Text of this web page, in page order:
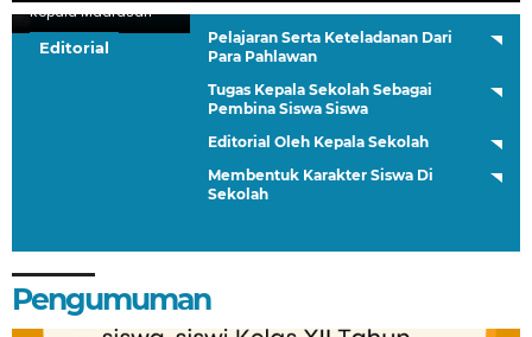
Editorial
Kepala Madrasah
Pelajaran Serta Keteladanan Dari
Para Pahlawan
Tugas Kepala Sekolah Sebagai
Pembina Siswa Siswa
Editorial Oleh Kepala Sekolah
Membentuk Karakter Siswa Di
Sekolah
Pengumuman